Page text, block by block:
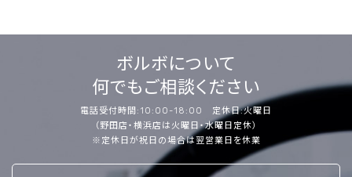
ボルボについて
何でもご相談ください
電話受付時間:10:00-18:00 定休日:火曜日
（野田店・横浜店は火曜日・水曜日定休）
※定休日が祝日の場合は翌営業日を休業